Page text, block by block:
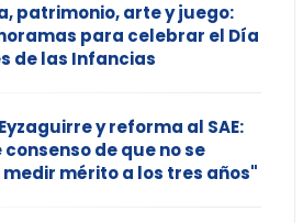
patrimonio, arte y juego:
para celebrar el Día
de las Infancias
y reforma al SAE:
consenso de que no se
mérito a los tres años"